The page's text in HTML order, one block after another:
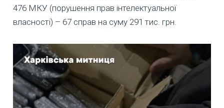
476 МКУ (порушення прав інтелектуальної
власності) – 67 справ на суму 291 тис. грн.